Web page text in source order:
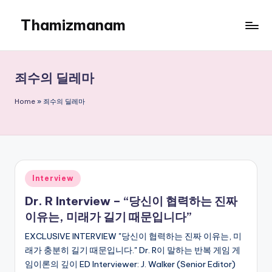
content
Thamizmanam
죄수의 딜레마
Home » 죄수의 딜레마
Posted
in
Interview
Dr. R Interview – “당신이 협력하는 진짜
이유는, 미래가 길기 때문입니다”
EXCLUSIVE INTERVIEW "당신이 협력하는 진짜 이유는, 미
래가 충분히 길기 때문입니다." Dr. R이 말하는 반복 게임 게
임이론의 깊이 ED Interviewer: J. Walker (Senior Editor)